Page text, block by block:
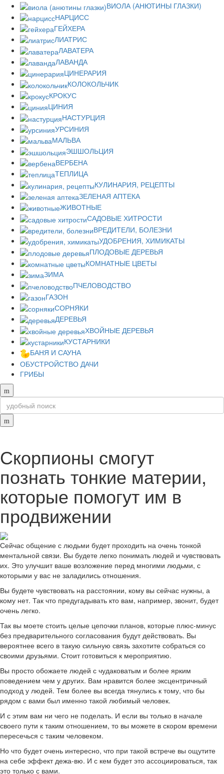
ВИОЛА (АНЮТИНЫ ГЛАЗКИ)
НАРЦИСС
ГЕЙХЕРА
ЛИАТРИС
ЛАВАТЕРА
ЛАВАНДА
ЦИНЕРАРИЯ
КОЛОКОЛЬЧИК
КРОКУС
ЦИНИЯ
НАСТУРЦИЯ
УРСИНИЯ
МАЛЬВА
ЭШШОЛЬЦИЯ
ВЕРБЕНА
ТЕПЛИЦА
КУЛИНАРИЯ, РЕЦЕПТЫ
ЗЕЛЕНАЯ АПТЕКА
ЖИВОТНЫЕ
САДОВЫЕ ХИТРОСТИ
ВРЕДИТЕЛИ, БОЛЕЗНИ
УДОБРЕНИЯ, ХИМИКАТЫ
ПЛОДОВЫЕ ДЕРЕВЬЯ
КОМНАТНЫЕ ЦВЕТЫ
ЗИМА
ПЧЕЛОВОДСТВО
ГАЗОН
СОРНЯКИ
ДЕРЕВЬЯ
ХВОЙНЫЕ ДЕРЕВЬЯ
КУСТАРНИКИ
БАНЯ И САУНА
ОБУСТРОЙСТВО ДАЧИ
ГРИБЫ
Скорпионы смогут
познать тонкие материи,
которые помогут им в
продвижении
Сейчас общение с людьми будет проходить на очень тонкой
ментальной связи. Вы будете легко понимать людей и чувствовать
их. Это улучшит ваше возложение перед многими людьми, с
которыми у вас не заладились отношения.
Вы будете чувствовать на расстоянии, кому вы сейчас нужны, а
кому нет. Так что предугадывать кто вам, например, звонит, будет
очень легко.
Так вы моете стоить целые цепочки планов, которые плюс-минус
без предварительного согласования будут действовать. Вы
вероятнее всего в такую сильную связь захотите собраться со
своими друзьями. Стоит готовиться к мероприятию.
Вы просто обожаете людей с чудаковатым и более ярким
поведением чем у других. Вам нравится более эксцентричный
подход у людей. Тем более вы всегда тянулись к тому, что бы
рядом с вами был именно такой любимый человек.
И с этим вам ни чего не поделать. И если вы только в начале
своего пути к таким отношением, то вы можете в скором времени
пересечься с таким человеком.
Но что будет очень интересно, что при такой встрече вы ощутите
на себе эффект дежа-вю. И с кем будет это ассоциироваться, так
это только с вами.